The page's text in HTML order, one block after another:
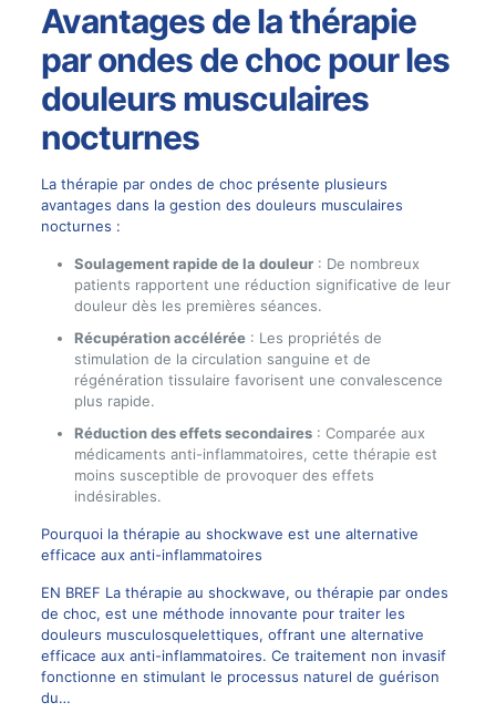
Avantages de la thérapie
par ondes de choc pour les
douleurs musculaires
nocturnes
La thérapie par ondes de choc présente plusieurs
avantages dans la gestion des douleurs musculaires
nocturnes :
Soulagement rapide de la douleur: De nombreux
patients rapportent une réduction significative de leur
douleur dès les premières séances.
Récupération accélérée: Les propriétés de
stimulation de la circulation sanguine et de
régénération tissulaire favorisent une convalescence
plus rapide.
Réduction des effets secondaires: Comparée aux
médicaments anti-inflammatoires, cette thérapie est
moins susceptible de provoquer des effets
indésirables.
Pourquoi la thérapie au shockwave est une alternative
efficace aux anti-inflammatoires
EN BREF La thérapie au shockwave, ou thérapie par ondes
de choc, est une méthode innovante pour traiter les
douleurs musculosquelettiques, offrant une alternative
efficace aux anti-inflammatoires. Ce traitement non invasif
fonctionne en stimulant le processus naturel de guérison
du…